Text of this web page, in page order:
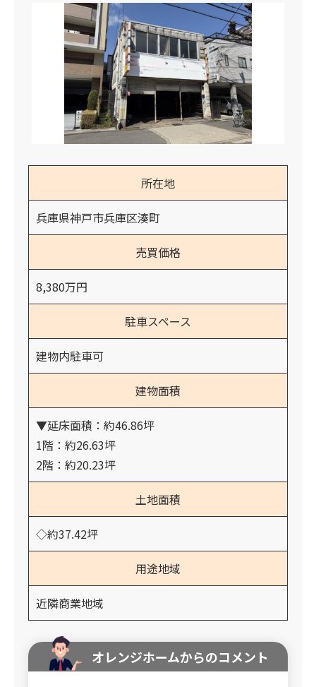
所在地
兵庫県神戸市兵庫区湊町
売買価格
8,380万円
駐車スペース
建物内駐車可
建物面積
▼延床面積：約46.86坪
1階：約26.63坪
2階：約20.23坪
土地面積
◇約37.42坪
用途地域
近隣商業地域
オレンジホームからのコメント